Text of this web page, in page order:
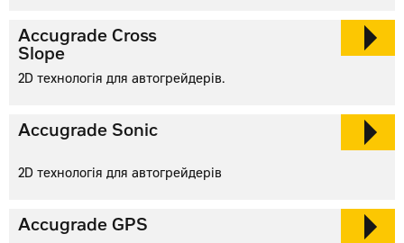
Accugrade Cross
Slope
2D технологія для автогрейдерів.
Accugrade Sonic
2D технологія для автогрейдерів
Accugrade GPS